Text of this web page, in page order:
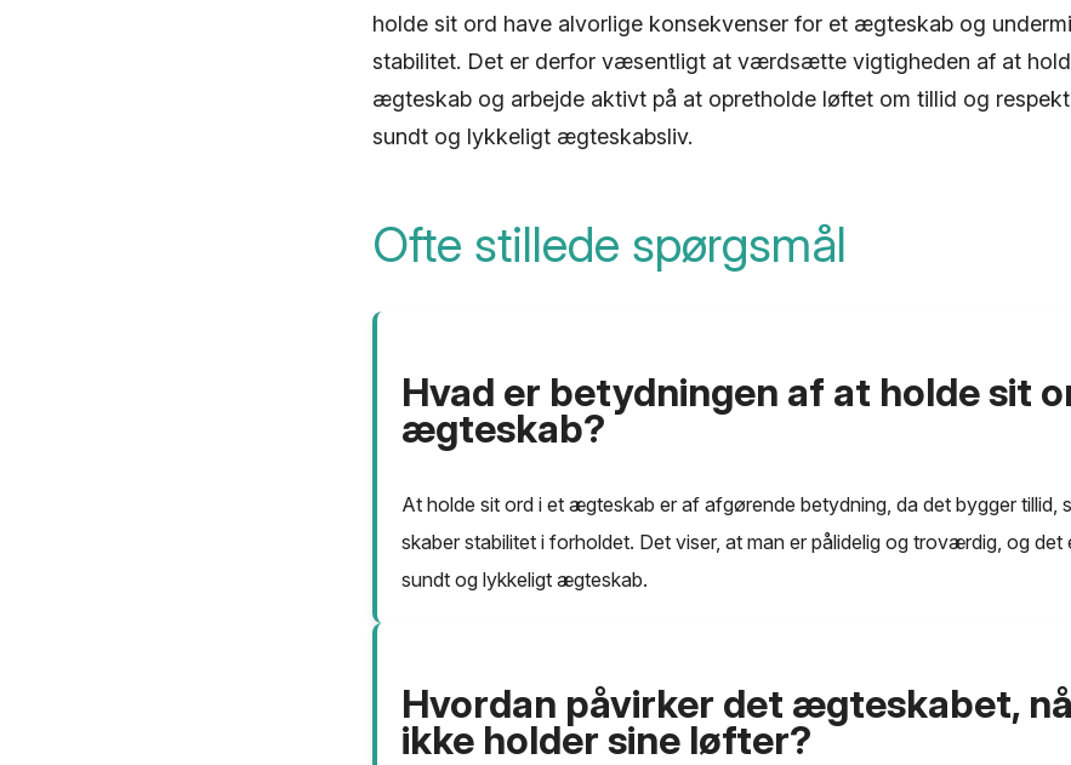
holde sit ord have alvorlige konsekvenser for et ægteskab og
stabilitet. Det er derfor væsentligt at værdsætte vigtigheden af at
ægteskab og arbejde aktivt på at opretholde løftet om tillid og
sundt og lykkeligt ægteskabsliv.
Ofte stillede spørgsmål
Hvad er betydningen af ​​at holde sit
ægteskab?
At holde sit ord i et ægteskab er af afgørende betydning, da det bygger tillid,
skaber stabilitet i forholdet. Det viser, at man er pålidelig og troværdig, og
sundt og lykkeligt ægteskab.
Hvordan påvirker det ægteskabet,
ikke holder sine løfter?